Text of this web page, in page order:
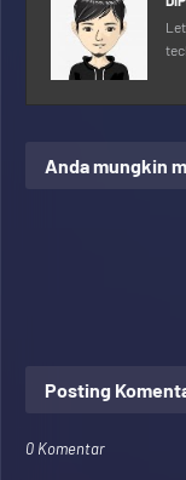
Anda mungkin
Posting
0 Komentar